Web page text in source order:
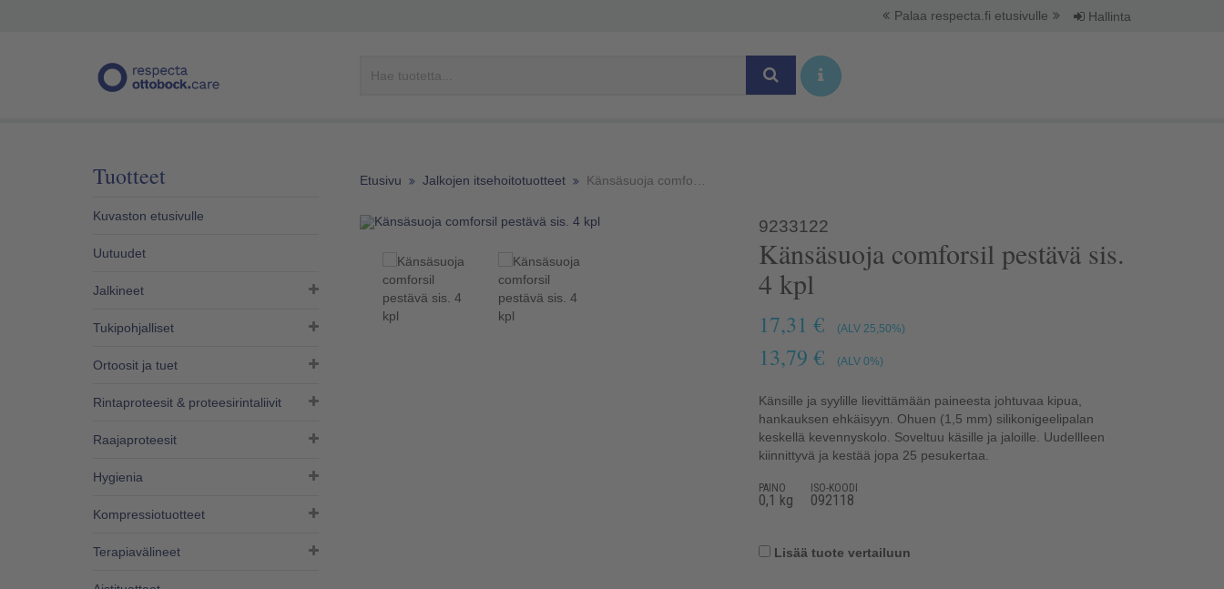
Palaa respecta.fi etusivulle Hallinta
Tuotteet
Kuvaston etusivulle
Uutuudet
Jalkineet
Tukipohjalliset
Ortoosit ja tuet
Rintaproteesit & proteesirintaliivit​
Raajaproteesit
Hygienia
Kompressiotuotteet
Terapiavälineet
Etusivu Jalkojen itsehoitotuotteet Känsäsuoja comforsil pestävä sis. 4 kpl
9233122
Känsäsuoja comforsil pestävä sis.
4 kpl
17,31 € (ALV 25,50%)
13,79 € (ALV 0%)
Känsille ja syylille lievittämään paineesta johtuvaa kipua,
hankauksen ehkäisyyn. Ohuen (1,5 mm) silikonigeelipalan
keskellä kevennyskolo. Soveltuu käsille ja jaloille. Uudellleen
kiinnittyvä ja kestää jopa 25 pesukertaa.
PAINO
0,1 kg
ISO-KOODI
092118
Lisää tuote vertailuun